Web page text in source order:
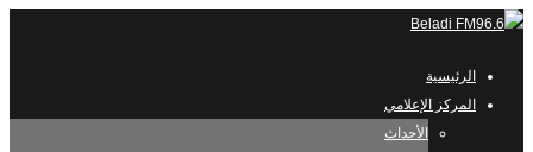
الرئيسية
المركز الإعلامي
الأحداث